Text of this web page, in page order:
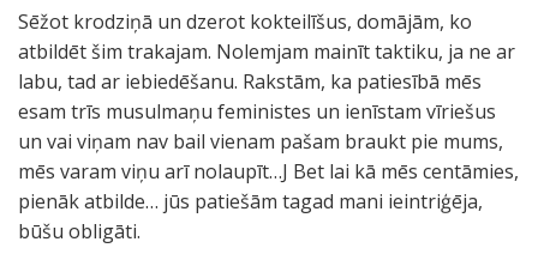
Sēžot krodziņā un dzerot kokteilīšus, domājām, ko
atbildēt šim trakajam. Nolemjam mainīt taktiku, ja ne ar
labu, tad ar iebiedēšanu. Rakstām, ka patiesībā mēs
esam trīs musulmaņu feministes un ienīstam vīriešus
un vai viņam nav bail vienam pašam braukt pie mums,
mēs varam viņu arī nolaupīt…J Bet lai kā mēs centāmies,
pienāk atbilde… jūs patiešām tagad mani ieintriģēja,
būšu obligāti.